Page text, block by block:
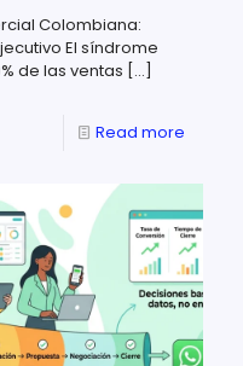
Colombiana:
El síndrome
de las ventas […]
Read more